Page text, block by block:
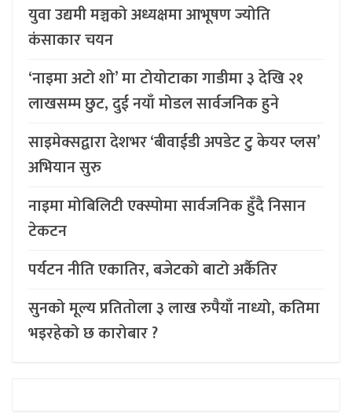
युवा उद्यमी मञ्चको अध्यक्षमा आभूषण ज्योति
कंसाकार चयन
‘नाइमा अटो शो’ मा टोयोटाका गाडीमा ३ देखि २१
लाखसम्म छुट, दुई नयाँ मोडल सार्वजनिक हुने
साइमेक्सद्वारा देशभर ‘बीवाईडी अपडेट टु केयर प्लस’
अभियान सुरु
नाइमा मोबिलिटी एक्स्पोमा सार्वजनिक हुँदै निसान
टेकटन
पर्यटन नीति एकातिर, बजेटको बाटो अर्कैतिर
सुनको मूल्य प्रतितोला ३ लाख रुपैयाँ नाध्यो, कतिमा
भइरहेको छ कारोबार ?